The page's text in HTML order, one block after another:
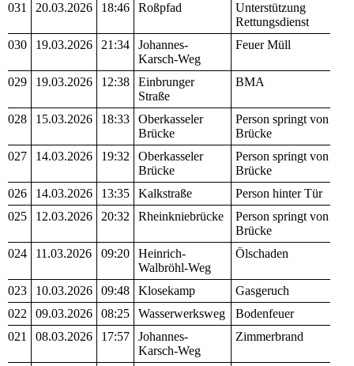
031
20.03.2026 18:46 Roßpfad
Unterstützung
Rettungsdienst
030
19.03.2026 21:34
Johannes-
Karsch-Weg
Feuer Müll
029 19.03.2026 12:38
Einbrunger
Straße
BMA
028 15.03.2026 18:33
Oberkasseler
Brücke
Person springt von
Brücke
027
14.03.2026 19:32
Oberkasseler
Brücke
Person springt von
Brücke
026
14.03.2026 13:35 Kalkstraße
Person hinter Tür
025
12.03.2026 20:32 Rheinkniebrücke
Person springt von
Brücke
024
11.03.2026 09:20
Heinrich-
Walbröhl-Weg
Ölschaden
023 10.03.2026 09:48 Klosekamp
Gasgeruch
022
09.03.2026 08:25 Wasserwerksweg
Bodenfeuer
021
08.03.2026 17:57
Johannes-
Karsch-Weg
Zimmerbrand